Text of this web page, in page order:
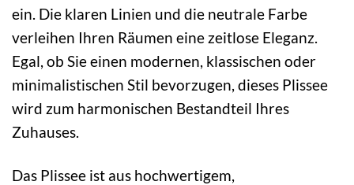
ein. Die klaren Linien und die neutrale Farbe
verleihen Ihren Räumen eine zeitlose Eleganz.
Egal, ob Sie einen modernen, klassischen oder
minimalistischen Stil bevorzugen, dieses Plissee
wird zum harmonischen Bestandteil Ihres
Zuhauses.
Das Plissee ist aus hochwertigem,